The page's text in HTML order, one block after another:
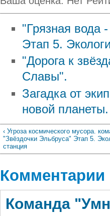
"Грязная вода
Этап 5.
"Дорога к
Славы".
Загадка от
новой планеты.
‹ Угроза космического мусора.
"Звёздочки Эльбруса" Этап 5.
станция
Комментарии
Команда